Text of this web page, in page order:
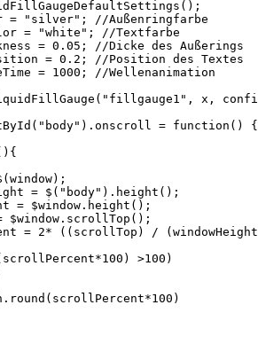
= "silver"; //Außenringfarbe
= "white"; //Textfarbe
= 0.05; //Dicke des Außerings
= 0.2; //Position des Textes
= 1000; //Wellenanimation
x,
= function()
= $("body").height();
= $window.height();
$window.scrollTop();
= 2* ((scrollTop) /
>100)